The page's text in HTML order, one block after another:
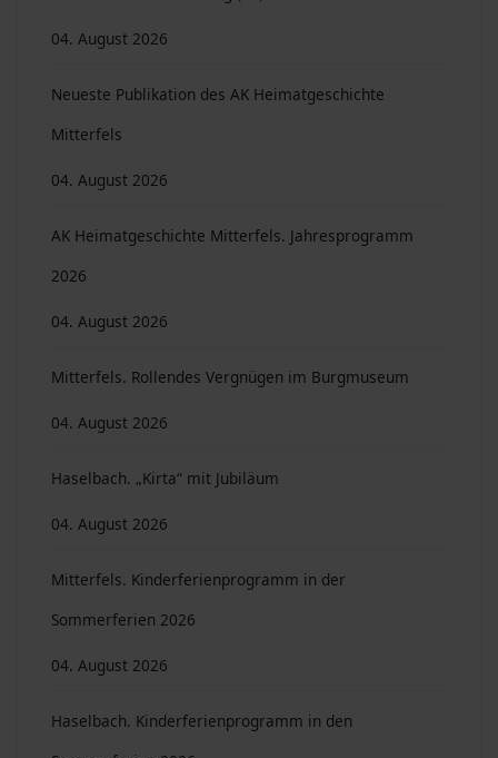
04. August 2026
Neueste Publikation des AK Heimatgeschichte
Mitterfels
04. August 2026
AK Heimatgeschichte Mitterfels. Jahresprogramm
2026
04. August 2026
Mitterfels. Rollendes Vergnügen im Burgmuseum
04. August 2026
Haselbach. „Kirta“ mit Jubiläum
04. August 2026
Mitterfels. Kinderferienprogramm in der
Sommerferien 2026
04. August 2026
Haselbach. Kinderferienprogramm in den